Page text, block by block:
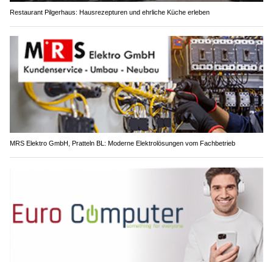
Restaurant Pilgerhaus: Hausrezepturen und ehrliche Küche erleben
MRS Elektro GmbH, Pratteln BL: Moderne Elektrolösungen vom Fachbetrieb